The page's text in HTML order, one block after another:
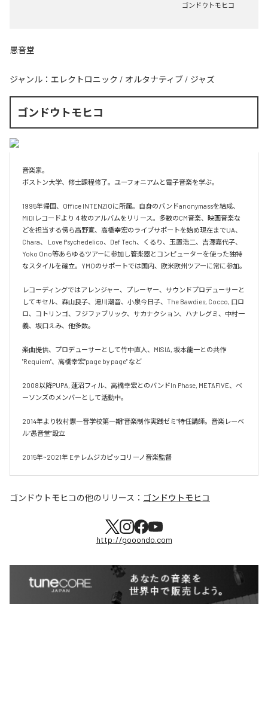
ゴンドウトモヒコ
愚音堂
ジャンル： エレクトロニック / オルタナティブ / ジャズ
ゴンドウトモヒコ
音楽家。
ボストン大学、修士課程修了。ユーフォニアムと電子音楽を学ぶ。
1995年帰国、Office INTENZIOに所属。自身のバンドanonymassを結成、
MIDIレコードより４枚のアルバムをリリース。多数のCM音楽、映画音楽な
どを担当する傍ら高野寛、高橋幸宏のライブサポートを始め現在までUA、
Chara、 Love Psychedelico、Def Tech、くるり、玉置浩二、吉澤嘉代子、
Yoko Ono等あらゆるツアーに参加し管楽器とコンピューターを使った独特
なスタイルを確立。YMOのサポートでは国内、欧米欧州ツアーに常に参加。
レコーディングではアレンジャー、プレーヤー、サウンドプロデューサーと
してキセル、森山良子、湯川潮音、小泉今日子、The Bawdies, Cocco, 口ロ
ロ、コトリンゴ、フジファブリック、サカナクション、ハナレグミ、中村一
義、坂口えみ、他多数。
楽曲提供、プロデューサーとして竹中直人、MISIA, 坂本龍一との共作
"Requiem"、高橋幸宏"page by page" など
2008以降PUPA, 蓮沼フィル、高橋幸宏とのバンドIn Phase, METAFIVE、ベ
ーソンズのメンバーとして活動中。
2014年より牧村憲一音学校第一期”音楽制作実践ゼミ”特任講師。音楽レーベ
ル”愚音堂”設立
2015年~2021年 Eテレムジカピッコリーノ音楽監督
ゴンドウトモヒコの他のリリース： ゴンドウトモヒコ
http://gooondo.com